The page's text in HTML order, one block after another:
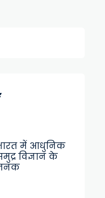
में आधुनिक
विज्ञान के